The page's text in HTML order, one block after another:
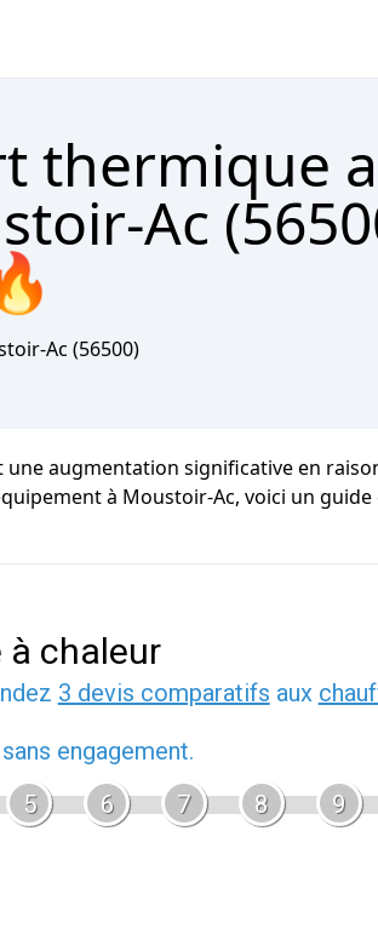
thermique
Ac
Ac (56500)
augmentation significative en
à Moustoir-Ac, voici un
à chaleur
3 devis comparatifs aux
engagement.
5 6 7 8 9